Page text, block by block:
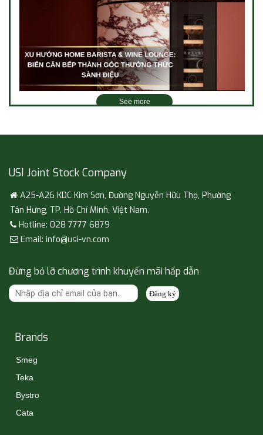
See more
USI Joint Stock Company
A25-A26 KDC Kim Sơn, Đường Nguyễn Hữu Thọ, Phường
Tân Hưng, TP. Hồ Chí Minh, Việt Nam.
Hotline: 028 7777 6879
Email: info@usi-vn.com
Đừng bỏ lỡ chương trình khuyến mãi hấp dẫn
Đăng ký
Brands
Smeg
Teka
Bystro
Cata